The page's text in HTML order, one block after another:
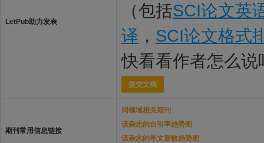
LetPub助力发表
（包括SCI论文英
译 ， SCI论文格式
快看看作者怎么说
提交文稿
期刊常用信息链接
同领域相关期刊
该杂志的自引率趋势图
该杂志的年文章数趋势图